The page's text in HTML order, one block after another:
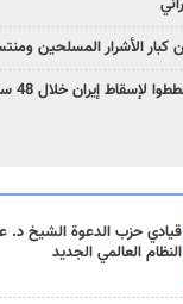
قيادي حزب الدعوة الشيخ د.
النظام العالمي الجديد